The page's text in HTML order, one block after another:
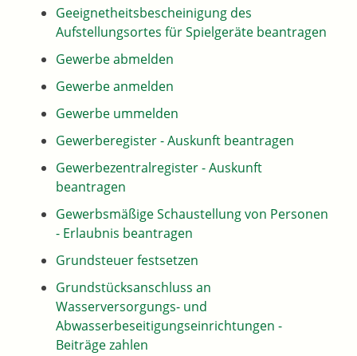
Geeignetheitsbescheinigung des
Aufstellungsortes für Spielgeräte beantragen
Gewerbe abmelden
Gewerbe anmelden
Gewerbe ummelden
Gewerberegister - Auskunft beantragen
Gewerbezentralregister - Auskunft
beantragen
Gewerbsmäßige Schaustellung von Personen
- Erlaubnis beantragen
Grundsteuer festsetzen
Grundstücksanschluss an
Wasserversorgungs- und
Abwasserbeseitigungseinrichtungen -
Beiträge zahlen